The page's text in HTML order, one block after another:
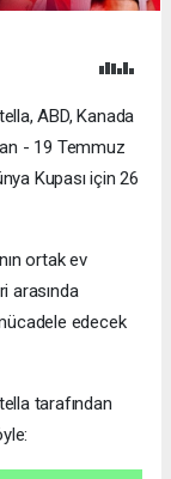
ABD, Kanada
- 19 Temmuz
Kupası için 26
ortak ev
arasında
edecek
tarafından